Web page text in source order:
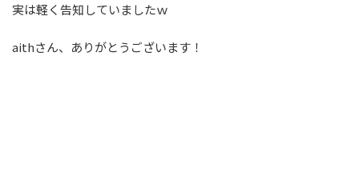
実は軽く告知していましたｗ
aithさん、ありがとうございます！